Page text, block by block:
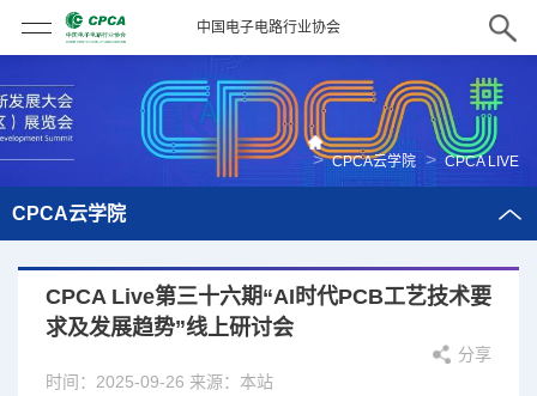
中国电子电路行业协会
> CPCA云学院 > CPCA LIVE
CPCA云学院
CPCA Live第三十六期“AI时代PCB工艺技术要
求及发展趋势”线上研讨会
分享
时间：2025-09-26 来源：本站